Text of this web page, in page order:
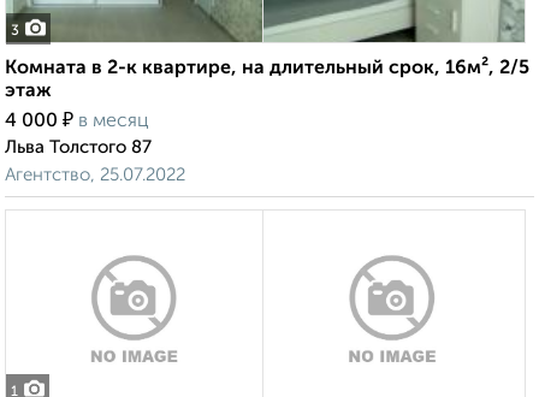
3
Комната в 2-к квартире, на длительный срок, 16м², 2/5
этаж
4 000 ₽ в месяц
Льва Толстого 87
Агентство, 25.07.2022
1